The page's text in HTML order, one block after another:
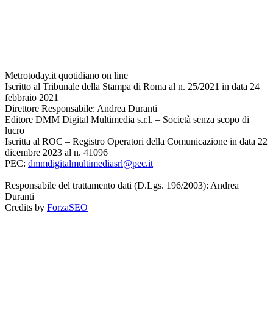
Metrotoday.it quotidiano on line
Iscritto al Tribunale della Stampa di Roma al n. 25/2021 in data 24
febbraio 2021
Direttore Responsabile: Andrea Duranti
Editore DMM Digital Multimedia s.r.l. – Società senza scopo di
lucro
Iscritta al ROC – Registro Operatori della Comunicazione in data 22
dicembre 2023 al n. 41096
PEC: dmmdigitalmultimediasrl@pec.it
Responsabile del trattamento dati (D.Lgs. 196/2003): Andrea
Duranti
Credits by ForzaSEO